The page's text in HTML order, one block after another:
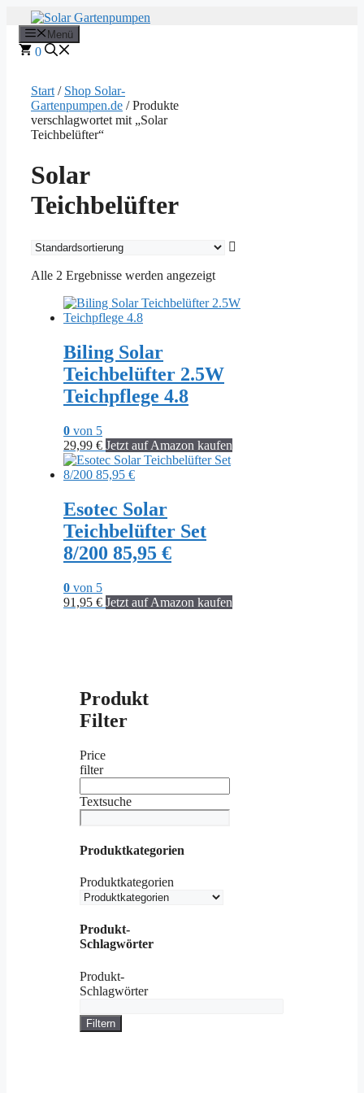
Inhalt
springen
Menü
0
Start / Shop Solar-
Gartenpumpen.de / Produkte
verschlagwortet mit „Solar
Teichbelüfter“
Solar
Teichbelüfter
Alle 2 Ergebnisse werden angezeigt
Biling Solar
Teichbelüfter 2.5W
Teichpflege 4.8
0 von 5
29,99 € Jetzt auf Amazon kaufen
Esotec Solar
Teichbelüfter Set
8/200 85,95 €
0 von 5
91,95 € Jetzt auf Amazon kaufen
Produkt
Filter
Price
filter
Textsuche
Produktkategorien
Produktkategorien
Produkt-
Schlagwörter
Produkt-
Schlagwörter
Filtern